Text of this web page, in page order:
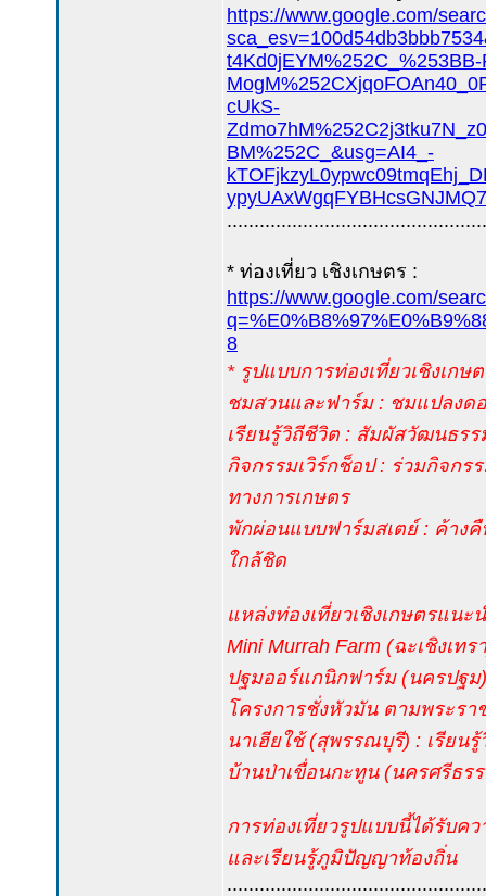
https://www.google.com/
cUkS-
BM%252C_&usg=AI4_-
* ท่องเที่ยว เชิงเกษตร :
https://www.google.com/
8
* รูปแบบการท่องเที่ยวเชิงเกษ
ชมสวนและฟาร์ม : ชมแปลงด
เรียนรู้วิถีชีวิต : สัมผัสวัฒนธร
กิจกรรมเวิร์กช็อป : ร่วมกิจก
ทางการเกษตร
พักผ่อนแบบฟาร์มสเตย์ : ค้าง
ใกล้ชิด
แหล่งท่องเที่ยวเชิงเกษตรแนะ
Mini Murrah Farm (ฉะเชิงเท
ปฐมออร์แกนิกฟาร์ม (นครปฐ
โครงการชั่งหัวมัน ตามพระร
นาเฮียใช้ (สุพรรณบุรี) : เรียน
บ้านป่าเขื่อนกะทูน (นครศรีธร
การท่องเที่ยวรูปแบบนี้ได้รับค
และเรียนรู้ภูมิปัญญาท้องถิ่น